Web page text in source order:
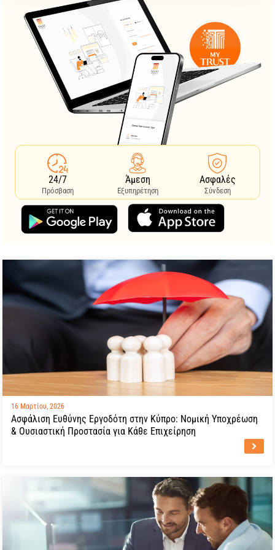
24/7
Πρόσβαση
Άμεση
Εξυπηρέτηση
Ασφαλές
Σύνδεση
16 Μαρτίου, 2026
Ασφάλιση Ευθύνης Εργοδότη στην Κύπρο: Νομική Υποχρέωση
& Ουσιαστική Προστασία για Κάθε Επιχείρηση